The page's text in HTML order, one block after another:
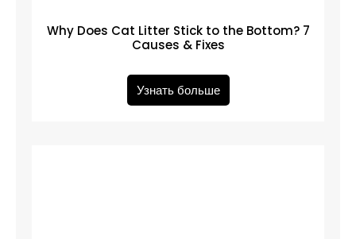
Why Does Cat Litter Stick to the Bottom? 7
Causes & Fixes
Узнать больше